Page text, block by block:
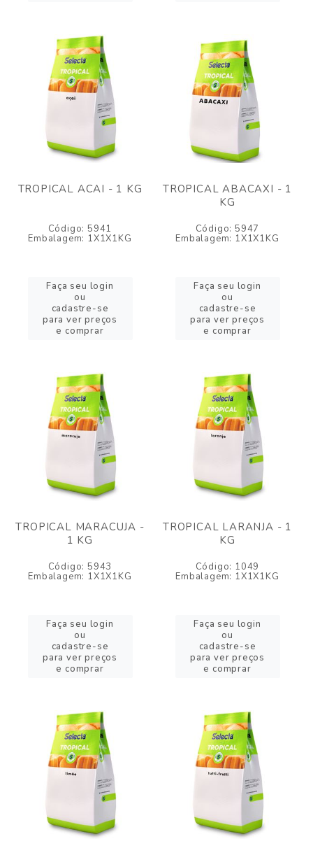
TROPICAL ACAI - 1 KG
Código: 5941
Embalagem: 1X1X1KG
Faça seu login
ou
cadastre-se
para ver preços
e comprar
TROPICAL ABACAXI - 1
KG
Código: 5947
Embalagem: 1X1X1KG
Faça seu login
ou
cadastre-se
para ver preços
e comprar
TROPICAL MARACUJA -
1 KG
Código: 5943
Embalagem: 1X1X1KG
Faça seu login
ou
cadastre-se
para ver preços
e comprar
TROPICAL LARANJA - 1
KG
Código: 1049
Embalagem: 1X1X1KG
Faça seu login
ou
cadastre-se
para ver preços
e comprar